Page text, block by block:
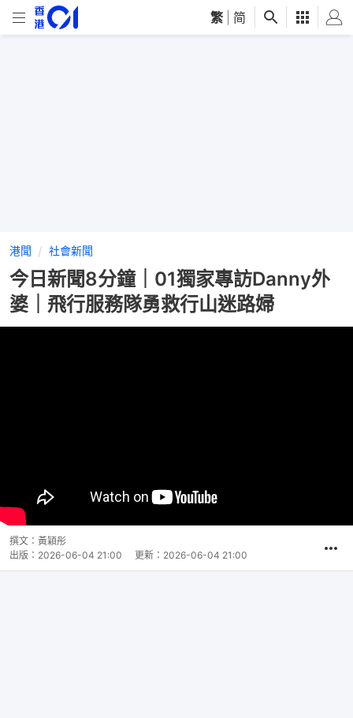
繁 简
港聞 社會新聞
今日新聞8分鐘｜01獨家專訪Danny外
婆｜飛行服務隊勇救行山迷路婦
撰文： 黃穎彤
出版： 2026-06-04 21:00 更新： 2026-06-04 21:00